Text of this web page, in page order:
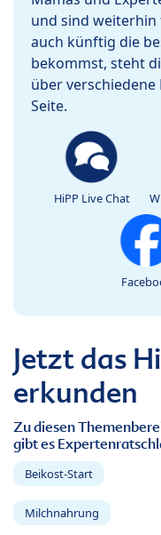
und sind
auch künftig die
bekommst, steht
über
Seite.
HiPP Live Chat
Jetzt das
erkunden
Zu diesen
gibt es
Beikost-Start
Milchnahrung